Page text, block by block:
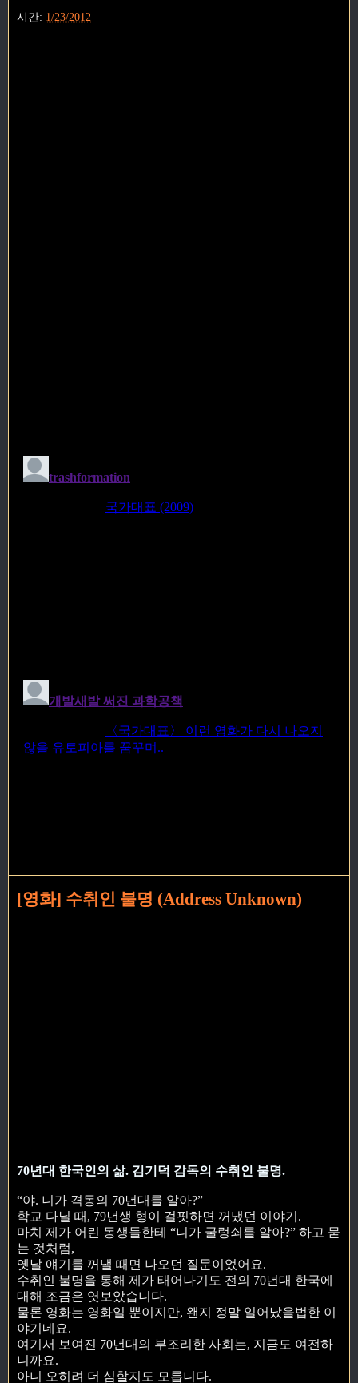
시간: 1/23/2012
[영화] 수취인 불명 (Address Unknown)
70년대 한국인의 삶. 김기덕 감독의 수취인 불명.
“야. 니가 격동의 70년대를 알아?”
학교 다닐 때, 79년생 형이 걸핏하면 꺼냈던 이야기.
마치 제가 어린 동생들한테 “니가 굴렁쇠를 알아?” 하고 묻
는 것처럼,
옛날 얘기를 꺼낼 때면 나오던 질문이었어요.
수취인 불명을 통해 제가 태어나기도 전의 70년대 한국에
대해 조금은 엿보았습니다.
물론 영화는 영화일 뿐이지만, 왠지 정말 일어났을법한 이
야기네요.
여기서 보여진 70년대의 부조리한 사회는, 지금도 여전하
니까요.
아니 오히려 더 심할지도 모릅니다.